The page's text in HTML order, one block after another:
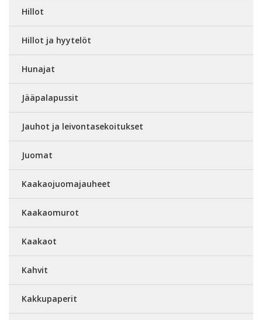
Hillot
Hillot ja hyytelöt
Hunajat
Jääpalapussit
Jauhot ja leivontasekoitukset
Juomat
Kaakaojuomajauheet
Kaakaomurot
Kaakaot
Kahvit
Kakkupaperit